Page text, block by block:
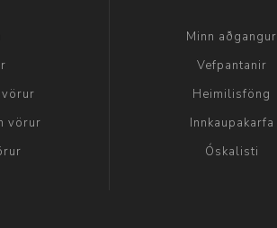
vörur
Minn aðgangur
Vefpantanir
Heimilisföng
Innkaupakarfa
Óskalisti